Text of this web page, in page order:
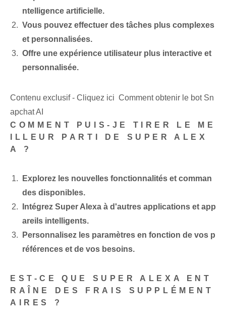
ntelligence artificielle.
Vous pouvez effectuer des tâches plus complexes
et personnalisées.
Offre une expérience utilisateur plus interactive et
personnalisée.
Contenu exclusif - Cliquez ici Comment obtenir le bot Sn
apchat AI
COMMENT PUIS-JE TIRER LE ME
ILLEUR PARTI DE SUPER ALEX
A ?
Explorez les nouvelles fonctionnalités et comman
des disponibles.
Intégrez Super Alexa à d'autres applications et app
areils intelligents.
Personnalisez les paramètres en fonction de vos p
références et de vos besoins.
EST-CE QUE SUPER ALEXA ENT
RAÎNE DES FRAIS SUPPLÉMENT
AIRES ?